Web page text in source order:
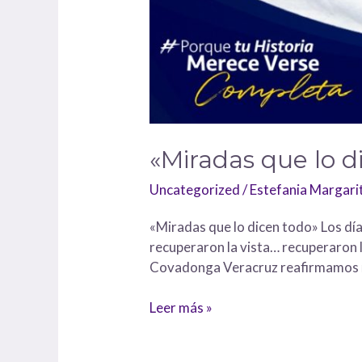
«Miradas que lo
Uncategorized/Estefania
«Miradas que lo dicen todo» Los
recuperaron la vista… recuperaron
Covadonga Veracruz
Leer más »